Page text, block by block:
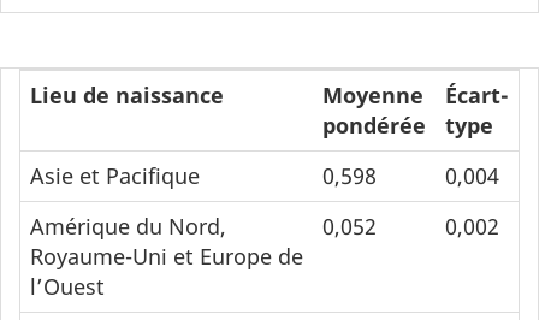
Lieu de naissance
Moyenne
pondérée
Écart-
type
Asie et Pacifique
0,598
0,004
Amérique du Nord,
Royaume-Uni et Europe de
l’Ouest
0,052 0,002